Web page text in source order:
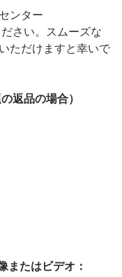
ンター
さい。スムーズな
ただけますと幸いで
返品の場合）
またはビデオ：